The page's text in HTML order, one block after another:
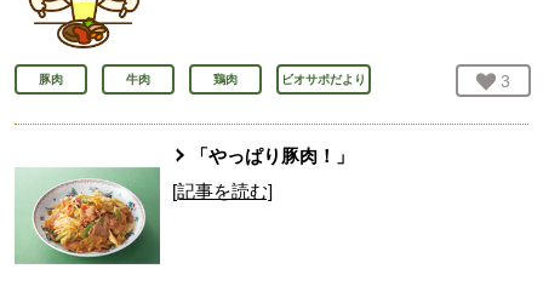
豚肉 牛肉 鶏肉 ビオサポだより お気
3
「やっぱり豚肉！」
[記事を読む]